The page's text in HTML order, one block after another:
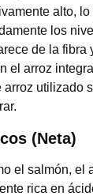
alto,
los
de la fibra
el arroz
arroz utilizado
(Neta)
el salmón, el
rica en